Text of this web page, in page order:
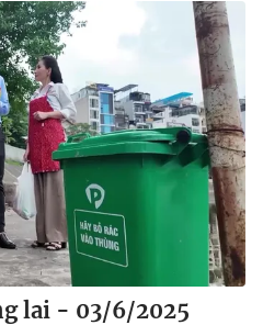
lai - 03/6/2025